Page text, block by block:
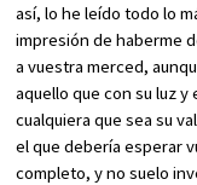
así, lo he leído todo lo
impresión de haberme
a vuestra merced,
aquello que con su luz
cualquiera que sea su
el que debería esperar
completo, y no suelo